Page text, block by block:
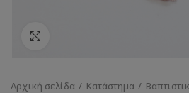
Αρχική σελίδα Κατάστημα